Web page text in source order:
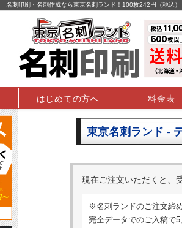
名刺印刷・名刺作成なら東京名刺ランド！100枚242円（税込
はじめての方へ 料金表
東京名刺ランド -
現在ご注文いただくと、
※名刺ランドのご注文締
完全データでのご入稿で